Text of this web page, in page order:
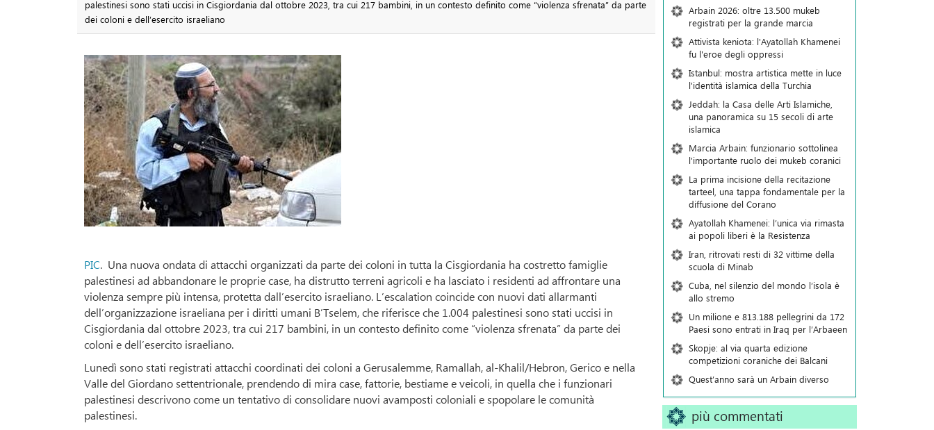
palestinesi sono stati uccisi in Cisgiordania dal ottobre 2023, tra cui 217 bambini, in un contesto definito come “violenza sfrenata” da parte
dei coloni e dell’esercito israeliano
PIC. Una nuova ondata di attacchi organizzati da parte dei coloni in tutta la Cisgiordania ha costretto famiglie
palestinesi ad abbandonare le proprie case, ha distrutto terreni agricoli e ha lasciato i residenti ad affrontare una
violenza sempre più intensa, protetta dall’esercito israeliano. L’escalation coincide con nuovi dati allarmanti
dell’organizzazione israeliana per i diritti umani B’Tselem, che riferisce che 1.004 palestinesi sono stati uccisi in
Cisgiordania dal ottobre 2023, tra cui 217 bambini, in un contesto definito come “violenza sfrenata” da parte dei
coloni e dell’esercito israeliano.
Lunedì sono stati registrati attacchi coordinati dei coloni a Gerusalemme, Ramallah, al-Khalil/Hebron, Gerico e nella
Valle del Giordano settentrionale, prendendo di mira case, fattorie, bestiame e veicoli, in quella che i funzionari
palestinesi descrivono come un tentativo di consolidare nuovi avamposti coloniali e spopolare le comunità
palestinesi.
Arbain 2026: oltre 13.500 mukeb
registrati per la grande marcia
Attivista keniota: l'Ayatollah Khamenei
fu l'eroe degli oppressi
Istanbul: mostra artistica mette in luce
l'identità islamica della Turchia
Jeddah: la Casa delle Arti Islamiche,
una panoramica su 15 secoli di arte
islamica
Marcia Arbain: funzionario sottolinea
l'importante ruolo dei mukeb coranici
La prima incisione della recitazione
tarteel, una tappa fondamentale per la
diffusione del Corano
Ayatollah Khamenei: l’unica via rimasta
ai popoli liberi è la Resistenza
Iran, ritrovati resti di 32 vittime della
scuola di Minab
Cuba, nel silenzio del mondo l’isola è
allo stremo
Un milione e 813.188 pellegrini da 172
Paesi sono entrati in Iraq per l’Arbaeen
Skopje: al via quarta edizione
competizioni coraniche dei Balcani
Quest’anno sarà un Arbain diverso
più commentati